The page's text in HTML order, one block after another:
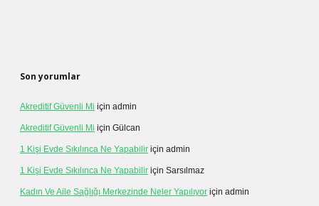
Son yorumlar
Akreditif Güvenli Mi için admin
Akreditif Güvenli Mi için Gülcan
1 Kişi Evde Sıkılınca Ne Yapabilir için admin
1 Kişi Evde Sıkılınca Ne Yapabilir için Sarsılmaz
Kadın Ve Aile Sağlığı Merkezinde Neler Yapılıyor için admin